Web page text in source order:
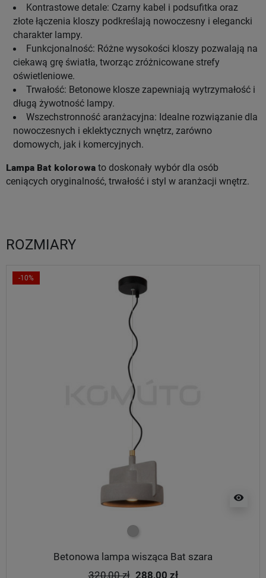
Kontrastowe detale: Czarny kabel i podsufitka oraz
złote łączenia kloszy podkreślają nowoczesny i elegancki
charakter lampy.
Funkcjonalność: Różne wysokości kloszy pozwalają na
ciekawą grę światła, tworząc zróżnicowane strefy
oświetleniowe.
Trwałość: Betonowe klosze zapewniają wytrzymałość i
długą żywotność lampy.
Wszechstronność aranżacyjna: Idealne rozwiązanie dla
nowoczesnych i eklektycznych wnętrz, zarówno
domowych, jak i komercyjnych.
Lampa Bat kolorowa to doskonały wybór dla osób
ceniących oryginalność, trwałość i styl w aranżacji wnętrz.
ROZMIARY
-10%
visibility
szary
Betonowa lampa wisząca Bat szara
320,00 zł 288,00 zł